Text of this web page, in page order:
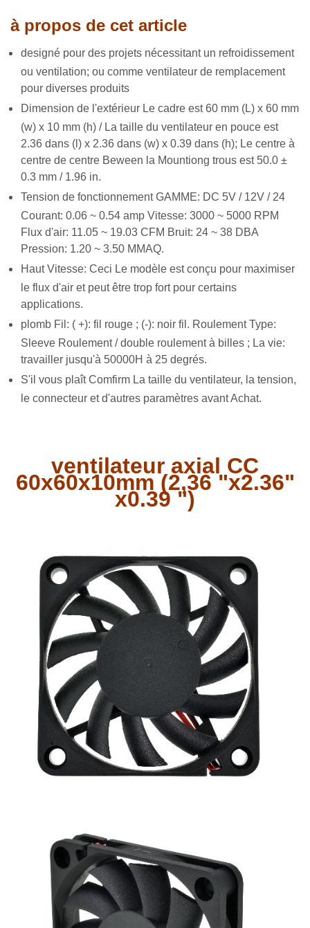
à propos de cet article
designé pour des projets nécessitant un refroidissement
ou ventilation; ou comme ventilateur de remplacement
pour diverses produits
Dimension de l'extérieur Le cadre est 60 mm (L) x 60 mm
(w) x 10 mm (h) / La taille du ventilateur en pouce est
2.36 dans (l) x 2.36 dans (w) x 0.39 dans (h); Le centre à
centre de centre Beween la Mountiong trous est 50.0 ±
0.3 mm / 1.96 in.
Tension de fonctionnement GAMME: DC 5V / 12V / 24
Courant: 0.06 ~ 0.54 amp Vitesse: 3000 ~ 5000 RPM
Flux d'air: 11.05 ~ 19.03 CFM Bruit: 24 ~ 38 DBA
Pression: 1.20 ~ 3.50 MMAQ.
Haut Vitesse: Ceci Le modèle est conçu pour maximiser
le flux d'air et peut être trop fort pour certains
applications.
plomb Fil: ( +): fil rouge ; (-): noir fil. Roulement Type:
Sleeve Roulement / double roulement à billes ; La vie:
travailler jusqu'à 50000H à 25 degrés.
S'il vous plaît Comfirm La taille du ventilateur, la tension,
le connecteur et d'autres paramètres avant Achat.
ventilateur axial CC
60x60x10mm (2,36 "x2.36"
x0.39 ")